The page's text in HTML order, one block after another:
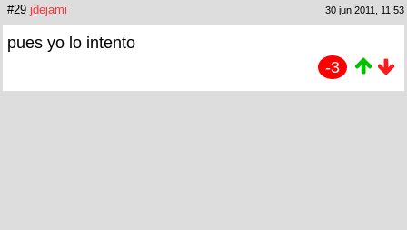
#29 jdejami 30 jun 2011, 11:53
pues yo lo intento
-3